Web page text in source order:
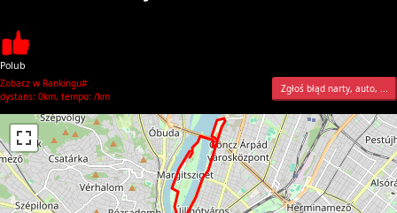
Polub
Zobacz w Rankingu#
dystans: 0km, tempo: /km
Zgłoś błąd narty, auto, ...